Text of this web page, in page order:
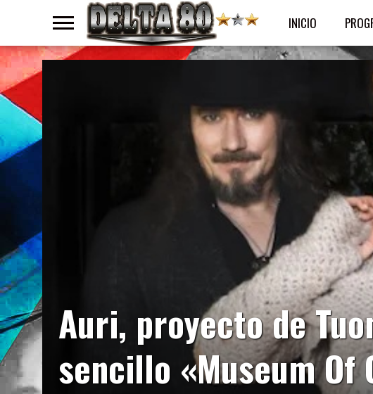
INICIO
Auri, proyecto de
sencillo «Museum